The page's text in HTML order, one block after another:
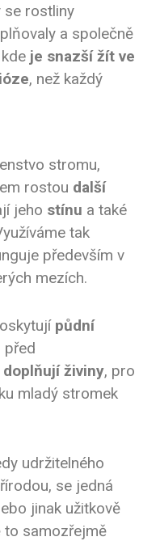
se rostliny
a společně
je snazší žít ve
, než každý
stromu,
rostou další
jeho stínu a také
tak
především v
mezích.
půdní
před
doplňují živiny, pro
mladý stromek
udržitelného
se jedná
jinak užitkově
to samozřejmě